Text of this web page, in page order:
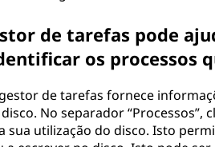
de tarefas pode
os processos
de tarefas fornece
No separador “Processos”,
sua utilização do disco. Isto